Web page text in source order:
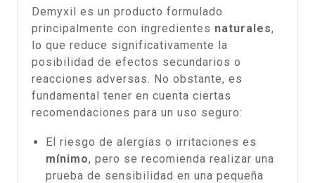
Demyxil es un producto formulado
principalmente con ingredientes naturales,
lo que reduce significativamente la
posibilidad de efectos secundarios o
reacciones adversas. No obstante, es
fundamental tener en cuenta ciertas
recomendaciones para un uso seguro:
El riesgo de alergias o irritaciones es
mínimo, pero se recomienda realizar una
prueba de sensibilidad en una pequeña